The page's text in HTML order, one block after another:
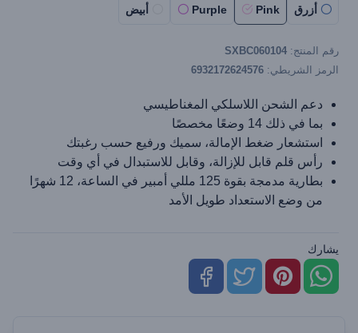
أزرق Pink
Purple أبيض
رقم المنتج: SXBC060104
الرمز الشريطي: 6932172624576
دعم الشحن اللاسلكي المغناطيسي
بما في ذلك 14 وضعًا مخصصًا
استشعار ضغط الإمالة، سميك ورفيع حسب رغبتك
رأس قلم قابل للإزالة، وقابل للاستبدال في أي وقت
بطارية مدمجة بقوة 125 مللي أمبير في الساعة، 12 شهرًا
من وضع الاستعداد طويل الأمد
يشارك